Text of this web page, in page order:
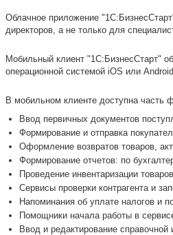
Облачное приложение
директоров, а не только для
Мобильный клиент "1С:БизнесСтарт"
операционной системой iOS или Android.
В мобильном клиенте доступна часть
Ввод первичных документов
Формирование и отправка
Оформление возвратов товаров,
Формирование отчетов: по
Проведение инвентаризации
Сервисы проверки контрагента и
Напоминания об уплате налогов и
Помощники начала работы в
Ввод и редактирование